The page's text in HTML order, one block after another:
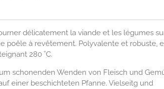
délicatement la viande et les légumes
poêle à revêtement. Polyvalente et robuste,
280 ˚C.
schonenden Wenden von Fleisch und
einer beschichteten Pfanne. Vielseitg und